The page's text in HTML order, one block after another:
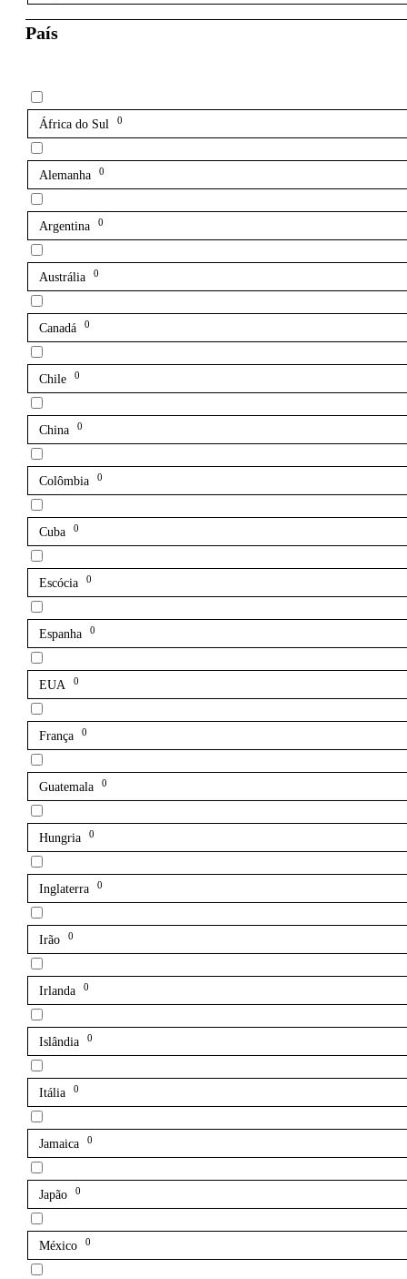
País
África do Sul 0
Alemanha 0
Argentina 0
Austrália 0
Canadá 0
Chile 0
China 0
Colômbia 0
Cuba 0
Escócia 0
Espanha 0
EUA 0
França 0
Guatemala 0
Hungria 0
Inglaterra 0
Irão 0
Irlanda 0
Islândia 0
Itália 0
Jamaica 0
Japão 0
México 0